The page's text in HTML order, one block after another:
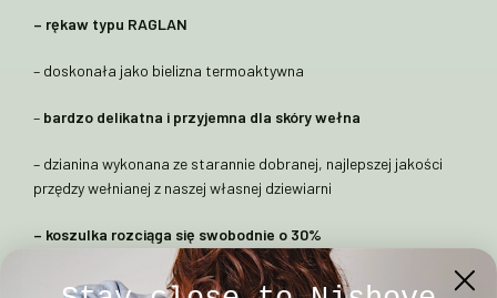
– rękaw typu RAGLAN
– doskonała jako bielizna termoaktywna
– bardzo delikatna i przyjemna dla skóry wełna
– dzianina wykonana ze starannie dobranej, najlepszej jakości
przędzy wełnianej z naszej własnej dziewiarni
– koszulka rozciąga się swobodnie o 30%
– gramatura materiału 200g/m²